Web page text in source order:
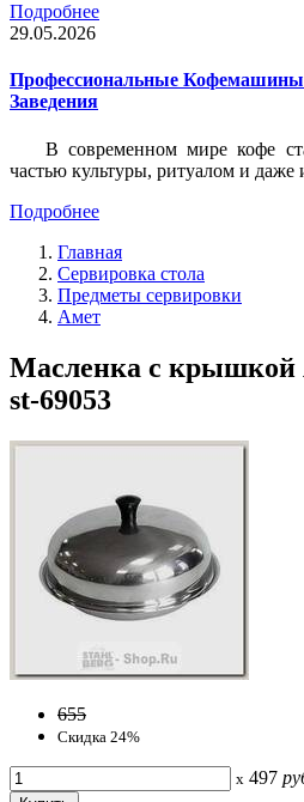
Подробнее
29.05.2026
Профессиональные
Заведения
В современном мире кофе
частью культуры, ритуалом и даже
Подробнее
Главная
Сервировка стола
Предметы сервировки
Амет
Масленка с крышкой
st-69053
655
Скидка 24%
x 497